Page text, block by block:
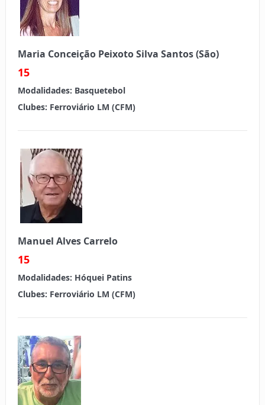
Maria Conceição Peixoto Silva Santos (São)
15
Modalidades: Basquetebol
Clubes: Ferroviário LM (CFM)
Manuel Alves Carrelo
15
Modalidades: Hóquei Patins
Clubes: Ferroviário LM (CFM)